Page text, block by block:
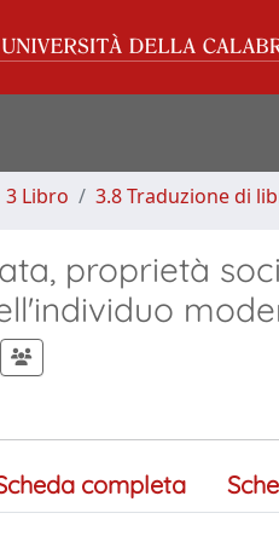
3 Libro 3.8 Traduzione di
proprietà
completa